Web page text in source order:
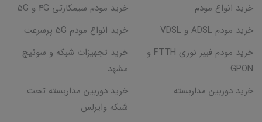
خرید انواع مودم
خرید مودم سیمکارتی 4G و 5G
خرید مودم ADSL و VDSL
خرید انواع مودم 5G پرسرعت
خرید مودم فیبر نوری FTTH و
GPON
خرید تجهیزات شبکه و سوئیچ
مشهد
خرید دوربین مداربسته
خرید دوربین مداربسته تحت
شبکه وایرلس